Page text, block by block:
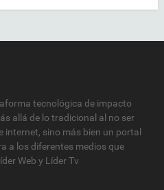
tecnológica de impacto
allá de lo tradicional al no ser
internet, sino más bien un portal
a los diferentes medios que
Web y Líder Tv